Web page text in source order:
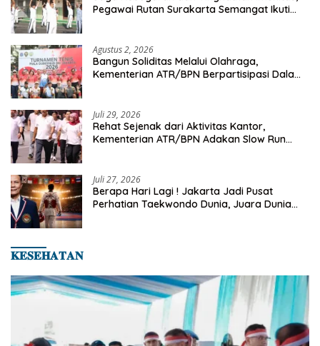
Pegawai Rutan Surakarta Semangat Ikuti
Agustus 2, 2026
Bangun Soliditas Melalui Olahraga,
Kementerian ATR/BPN Berpartisipasi Dalam
Juli 29, 2026
Rehat Sejenak dari Aktivitas Kantor,
Kementerian ATR/BPN Adakan Slow Run
Juli 27, 2026
Berapa Hari Lagi ! Jakarta Jadi Pusat
Perhatian Taekwondo Dunia, Juara Dunia
𝐊𝐄𝐒𝐄𝐇𝐀𝐓𝐀𝐍